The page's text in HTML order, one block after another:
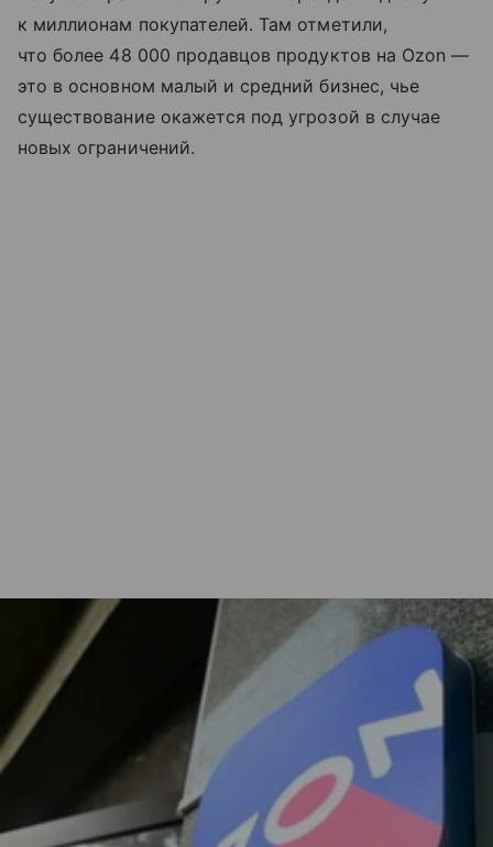
к миллионам покупателей. Там отметили,
что более 48 000 продавцов продуктов на Ozon —
это в основном малый и средний бизнес, чье
существование окажется под угрозой в случае
новых ограничений.